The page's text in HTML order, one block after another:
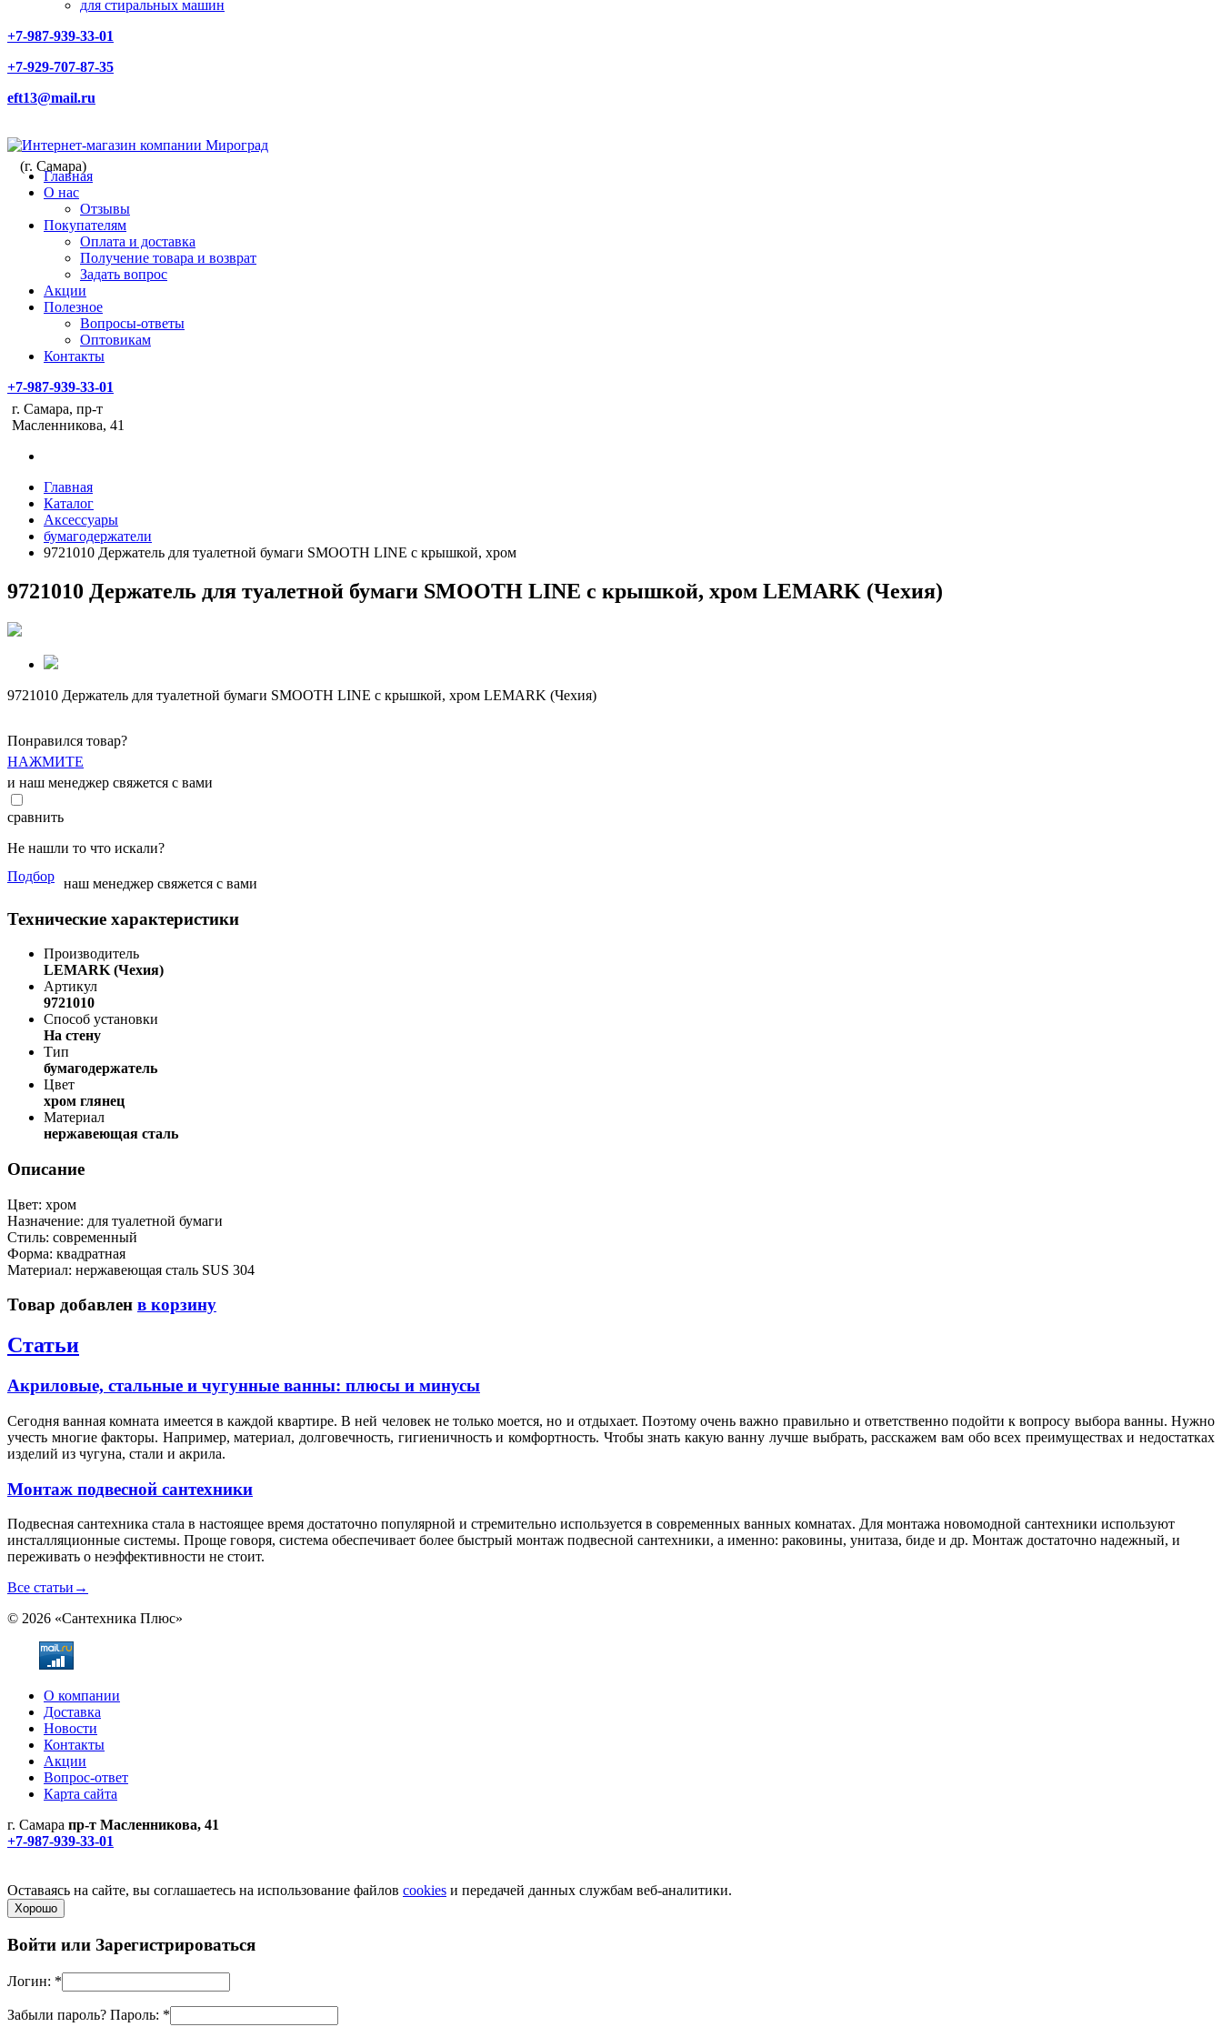
для стиральных машин
+7-987-939-33-01
+7-929-707-87-35
eft13@mail.ru
(г. Самара)
Главная
О нас
Отзывы
Покупателям
Оплата и доставка
Получение товара и возврат
Задать вопрос
Акции
Полезное
Вопросы-ответы
Оптовикам
Контакты
+7-987-939-33-01
г. Самара, пр-т
Масленникова, 41
Главная
Каталог
Аксессуары
бумагодержатели
9721010 Держатель для туалетной бумаги SMOOTH LINE с крышкой, хром
9721010 Держатель для туалетной бумаги SMOOTH LINE с крышкой, хром LEMARK (Чехия)
9721010 Держатель для туалетной бумаги SMOOTH LINE с крышкой, хром LEMARK (Чехия)
Понравился товар?
НАЖМИТЕ
и наш менеджер свяжется с вами
сравнить
Не нашли то что искали?
Подбор наш менеджер свяжется с вами
Технические характеристики
Производитель
LEMARK (Чехия)
Артикул
9721010
Способ установки
На стену
Тип
бумагодержатель
Цвет
хром глянец
Материал
нержавеющая сталь
Описание
Цвет: хром
Назначение: для туалетной бумаги
Стиль: современный
Форма: квадратная
Материал: нержавеющая сталь SUS 304
Товар добавлен в корзину
Статьи
Акриловые, стальные и чугунные ванны: плюсы и минусы
Сегодня ванная комната имеется в каждой квартире. В ней человек не только моется, но и отдыхает. Поэтому очень важно правильно и ответственно подойти к вопросу выбора ванны. Нужно
учесть многие факторы. Например, материал, долговечность, гигиеничность и комфортность. Чтобы знать какую ванну лучше выбрать, расскажем вам обо всех преимуществах и недостатках
изделий из чугуна, стали и акрила.
Монтаж подвесной сантехники
Подвесная сантехника стала в настоящее время достаточно популярной и стремительно используется в современных ванных комнатах. Для монтажа новомодной сантехники используют
инсталляционные системы. Проще говоря, система обеспечивает более быстрый монтаж подвесной сантехники, а именно: раковины, унитаза, биде и др. Монтаж достаточно надежный, и
переживать о неэффективности не стоит.
Все статьи →
© 2026 «Сантехника Плюс»
О компании
Доставка
Новости
Контакты
Акции
Вопрос-ответ
Карта сайта
г. Самара пр-т Масленникова, 41
+7-987-939-33-01
Оставаясь на сайте, вы соглашаетесь на использование файлов cookies и передачей данных службам веб-аналитики.
Хорошо
Войти или Зарегистрироваться
Логин: *
Забыли пароль? Пароль: *